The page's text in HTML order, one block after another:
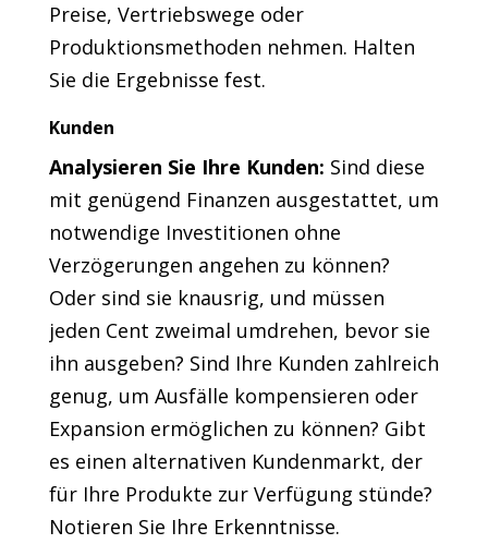
Preise, Vertriebswege oder
Produktionsmethoden nehmen. Halten
Sie die Ergebnisse fest.
Kunden
Analysieren Sie Ihre Kunden: Sind diese
mit genügend Finanzen ausgestattet, um
notwendige Investitionen ohne
Verzögerungen angehen zu können?
Oder sind sie knausrig, und müssen
jeden Cent zweimal umdrehen, bevor sie
ihn ausgeben? Sind Ihre Kunden zahlreich
genug, um Ausfälle kompensieren oder
Expansion ermöglichen zu können? Gibt
es einen alternativen Kundenmarkt, der
für Ihre Produkte zur Verfügung stünde?
Notieren Sie Ihre Erkenntnisse.